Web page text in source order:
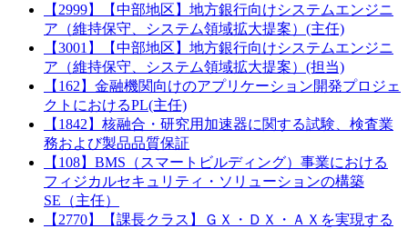
【2999】【中部地区】地方銀行向けシステムエンジニ
ア（維持保守、システム領域拡大提案）(主任)
【3001】【中部地区】地方銀行向けシステムエンジニ
ア（維持保守、システム領域拡大提案）(担当)
【162】金融機関向けのアプリケーション開発プロジェ
クトにおけるPL(主任)
【1842】核融合・研究用加速器に関する試験、検査業
務および製品品質保証
【108】BMS（スマートビルディング）事業における
フィジカルセキュリティ・ソリューションの構築
SE（主任）
【2770】【課長クラス】ＧＸ・ＤＸ・ＡＸを実現する